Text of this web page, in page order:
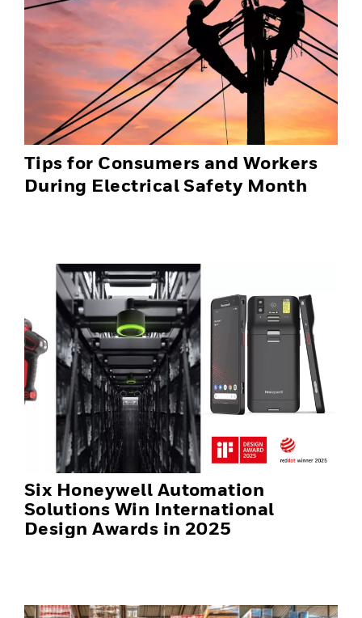
Tips for Consumers and Workers
During Electrical Safety Month
Six Honeywell Automation
Solutions Win International
Design Awards in 2025